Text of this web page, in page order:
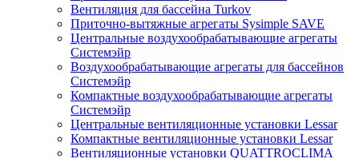
Вентиляция для бассейна Turkov
Приточно-вытяжные агрегаты Sysimple SAVE
Центральные воздухообрабатывающие агрегаты
Системэйр
Воздухообрабатывающие агрегаты для бассейнов
Системэйр
Компактные воздухообрабатывающие агрегаты
Системэйр
Центральные вентиляционные установки Lessar
Компактные вентиляционные установки Lessar
Вентиляционные установки QUATTROCLIMA